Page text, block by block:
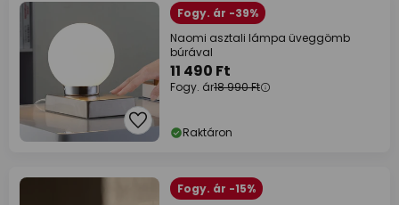
Fogy. ár -39%
Naomi asztali lámpa üveggömb
búrával
11 490 Ft
Fogy. ár18 990 Ft
Raktáron
Fogy. ár -15%